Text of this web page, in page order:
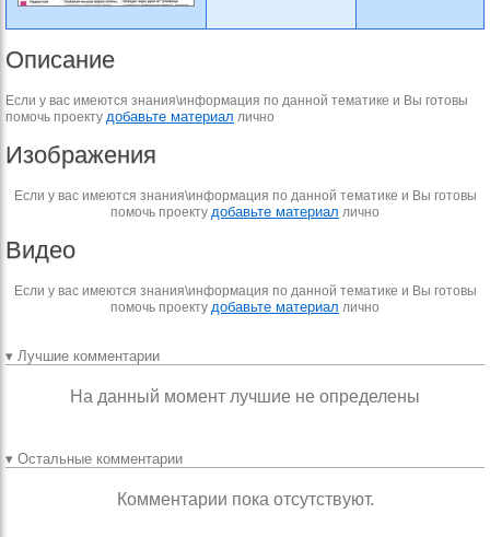
Описание
Если у вас имеются знания\информация по данной тематике и Вы готовы
помочь проекту добавьте материал лично
Изображения
Если у вас имеются знания\информация по данной тематике и Вы готовы
помочь проекту добавьте материал лично
Видео
Если у вас имеются знания\информация по данной тематике и Вы готовы
помочь проекту добавьте материал лично
▾ Лучшие комментарии
На данный момент лучшие не определены
▾ Остальные комментарии
Комментарии пока отсутствуют.